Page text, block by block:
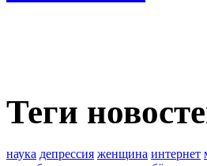
Теги
наука депрессия женщина интернет